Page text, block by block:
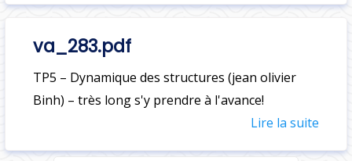
va_283.pdf
TP5 – Dynamique des structures (jean olivier
Binh) – très long s'y prendre à l'avance!
Lire la suite